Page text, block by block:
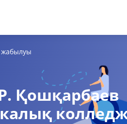
жабылуы
Қошқарбаев